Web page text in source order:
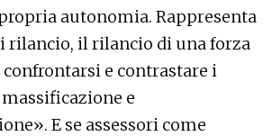
autonomia. Rappresenta
rilancio, il rilancio di una forza
e contrastare i
e
E se assessori come